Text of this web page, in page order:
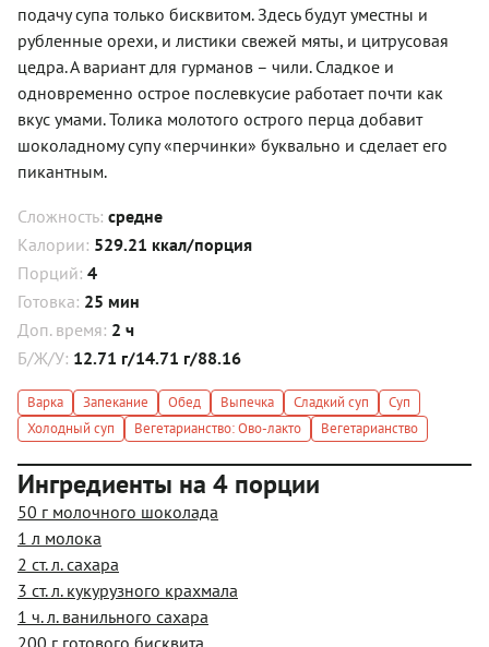
подачу супа только бисквитом. Здесь будут уместны и
рубленные орехи, и листики свежей мяты, и цитрусовая
цедра. А вариант для гурманов – чили. Сладкое и
одновременно острое послевкусие работает почти как
вкус умами. Толика молотого острого перца добавит
шоколадному супу «перчинки» буквально и сделает его
пикантным.
Сложность: средне
Калории: 529.21 ккал/порция
Порций: 4
Готовка: 25 мин
Доп. время: 2 ч
Б/Ж/У: 12.71 г/14.71 г/88.16
Варка Запекание Обед Выпечка Сладкий суп
Суп
Холодный суп
Вегетарианство: Ово-лакто Вегетарианство
Ингредиенты на 4 порции
50 г молочного шоколада
1 л молока
2 ст. л. сахара
3 ст. л. кукурузного крахмала
1 ч. л. ванильного сахара
200 г готового бисквита